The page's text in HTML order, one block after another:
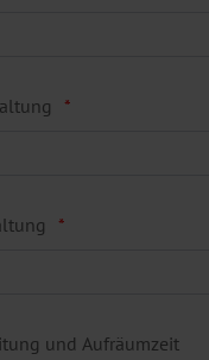
und Aufräumzeit